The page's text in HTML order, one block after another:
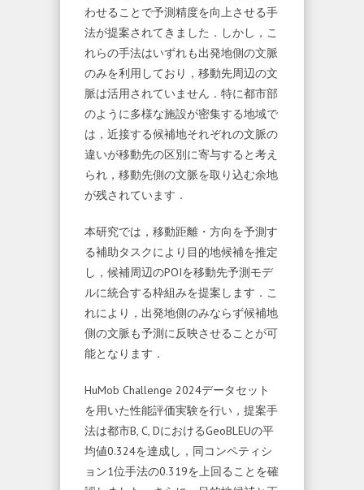
わせることで予測精度を向上させる手
法が提案されてきました．しかし，こ
れらの手法はいずれも出発地側の文脈
のみを利用しており，移動先周辺の文
脈は活用されていません．特に都市部
のように多様な施設が密集する地域で
は，近接する候補地それぞれの文脈の
違いが移動先の区別に寄与すると考え
られ，移動先側の文脈を取り込む余地
が残されています．
本研究では，移動距離・方向を予測す
る補助タスクにより目的地候補を推定
し，候補周辺のPOIを移動先予測モデ
ルに統合する枠組みを提案します．こ
れにより，出発地側のみならず候補地
側の文脈も予測に反映させることが可
能となります．
HuMob Challenge 2024データセット
を用いた性能評価実験を行い，提案手
法は都市B, C, DにおけるGeoBLEUの平
均値0.324を達成し，同コンペティシ
ョン1位手法の0.319を上回ることを確